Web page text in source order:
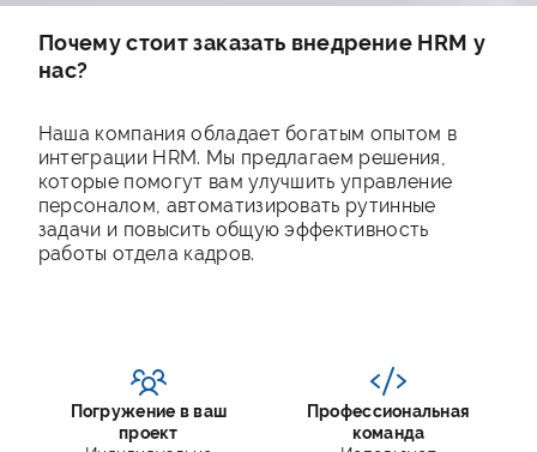
Почему стоит заказать внедрение HRM у
нас?
Наша компания обладает богатым опытом в
интеграции HRM. Мы предлагаем решения,
которые помогут вам улучшить управление
персоналом, автоматизировать рутинные
задачи и повысить общую эффективность
работы отдела кадров.
Погружение в ваш
проект
Профессиональная
команда